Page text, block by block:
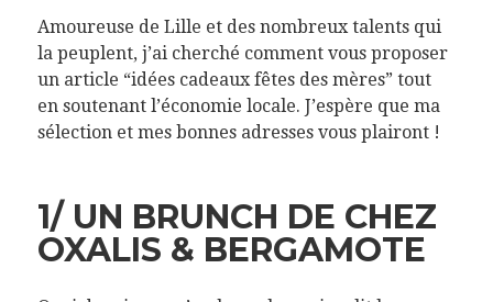
Amoureuse de Lille et des nombreux talents qui
la peuplent, j’ai cherché comment vous proposer
un article “idées cadeaux fêtes des mères” tout
en soutenant l’économie locale. J’espère que ma
sélection et mes bonnes adresses vous plairont !
1/ UN BRUNCH DE CHEZ
OXALIS & BERGAMOTE